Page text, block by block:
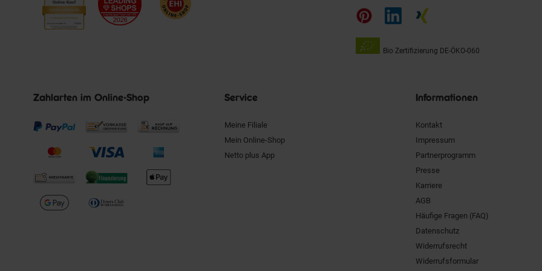
auf
Bio Zertifizierung DE-ÖKO-060
Zahlarten im Online-Shop Service
Meine Filiale
Mein Online-Shop
Netto plus App
Informationen
Kontakt
Impressum
Partnerprogramm
Presse
Karriere
AGB
Häufige Fragen (FAQ)
Datenschutz
Widerrufsrecht
Widerrufsformular